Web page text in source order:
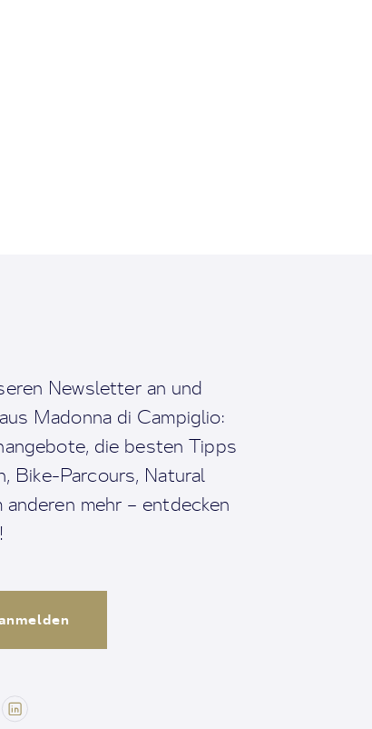
Newsletter an und
Madonna di Campiglio:
die besten Tipps
Bike-Parcours, Natural
mehr – entdecken